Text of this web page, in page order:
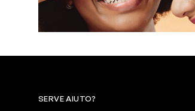
SERVE AIUTO?